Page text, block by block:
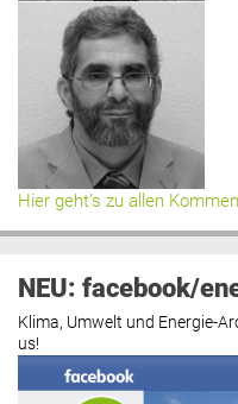
Hier geht’s zu allen
NEU: facebook/
Klima, Umwelt und Energie-
us!